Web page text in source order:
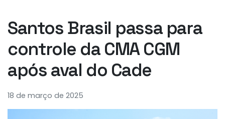
Santos Brasil passa para
controle da CMA CGM
após aval do Cade
18 de março de 2025